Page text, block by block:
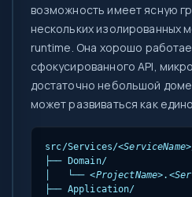
возможность имеет ясную
нескольких изолированных
runtime. Она хорошо
сфокусированного API,
достаточно небольшой
может развиваться как
src/Services/<ServiceName>
├── Domain/
│   └── <ProjectName>.
├── Application/